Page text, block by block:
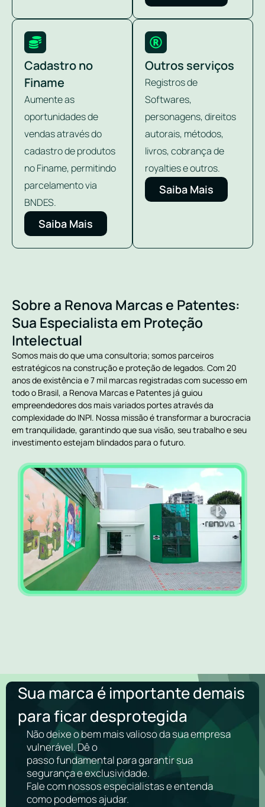
Cadastro no
Finame
Aumente as
oportunidades de
vendas através do
cadastro de produtos
no Finame, permitindo
parcelamento via
BNDES.
Saiba Mais
Outros serviços
Registros de
Softwares,
personagens, direitos
autorais, métodos,
livros, cobrança de
royalties e outros.
Saiba Mais
Sobre a Renova Marcas e Patentes:
Sua Especialista em Proteção
Intelectual
Somos mais do que uma consultoria; somos parceiros
estratégicos na construção e proteção de legados. Com 20
anos de existência e 7 mil marcas registradas com sucesso em
todo o Brasil, a Renova Marcas e Patentes já guiou
empreendedores dos mais variados portes através da
complexidade do INPI. Nossa missão é transformar a burocracia
em tranquilidade, garantindo que sua visão, seu trabalho e seu
investimento estejam blindados para o futuro.
Sua marca é importante demais
para ficar desprotegida
Não deixe o bem mais valioso da sua empresa
vulnerável. Dê o
passo fundamental para garantir sua
segurança e exclusividade.
Fale com nossos especialistas e entenda
como podemos ajudar.